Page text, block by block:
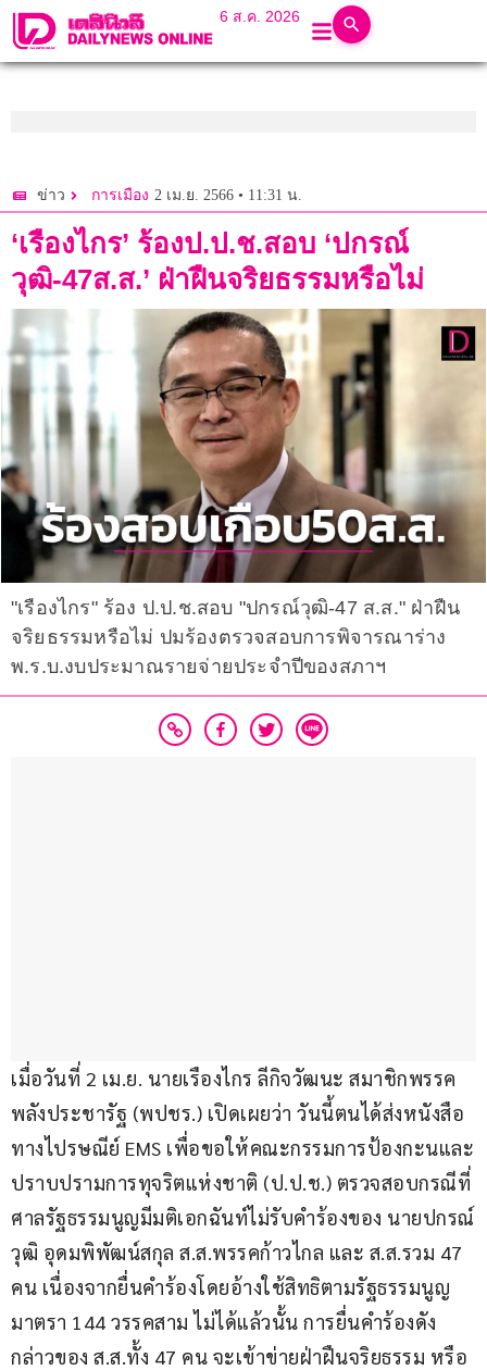
6 ส.ค. 2026
ข่าว การเมือง 2 เม.ย. 2566 • 11:31 น.
‘เรืองไกร’ ร้องป.ป.ช.สอบ ‘ปกรณ์
วุฒิ-47ส.ส.’ ฝ่าฝืนจริยธรรมหรือไม่
"เรืองไกร" ร้อง ป.ป.ช.สอบ "ปกรณ์วุฒิ-47 ส.ส." ฝ่าฝืน
จริยธรรมหรือไม่ ปมร้องตรวจสอบการพิจารณาร่าง
พ.ร.บ.งบประมาณรายจ่ายประจำปีของสภาฯ
เมื่อวันที่ 2 เม.ย. นายเรืองไกร ลีกิจวัฒนะ สมาชิกพรรค
พลังประชารัฐ (พปชร.) เปิดเผยว่า วันนี้ตนได้ส่งหนังสือ
ทางไปรษณีย์ EMS เพื่อขอให้คณะกรรมการป้องกะนและ
ปราบปรามการทุจริตแห่งชาติ (ป.ป.ช.) ตรวจสอบกรณีที่
ศาลรัฐธรรมนูญมีมติเอกฉันท์ไม่รับคำร้องของ นายปกรณ์
วุฒิ อุดมพิพัฒน์สกุล ส.ส.พรรคก้าวไกล และ ส.ส.รวม 47
คน เนื่องจากยื่นคำร้องโดยอ้างใช้สิทธิตามรัฐธรรมนูญ
มาตรา 144 วรรคสาม ไม่ได้แล้วนั้น การยื่นคำร้องดัง
กล่าวของ ส.ส.ทั้ง 47 คน จะเข้าข่ายฝ่าฝืนจริยธรรม หรือ